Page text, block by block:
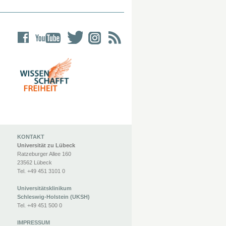
KONTAKT
Universität zu Lübeck
Ratzeburger Allee 160
23562 Lübeck
Tel. +49 451 3101 0
Universitätsklinikum
Schleswig-Holstein (UKSH)
Tel. +49 451 500 0
IMPRESSUM